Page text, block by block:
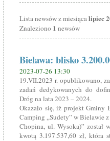
Lista newsów z miesiącalipiec
Znaleziono 1 newsów
Bielawa: blisko
2023-07-26 13:30
19.VII.2023 r. opublikowano,
zadań dedykowanych do
Dróg na lata 2023 – 2024.
Okazało się, iż projekt Gminy
Camping „Sudety” w Bielawie
Chopina, ul. Wysoka)” został
kwotą 3.197.537,60 zł, która